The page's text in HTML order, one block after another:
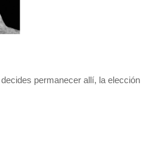
permanecer allí, la elección
iturri. ararat